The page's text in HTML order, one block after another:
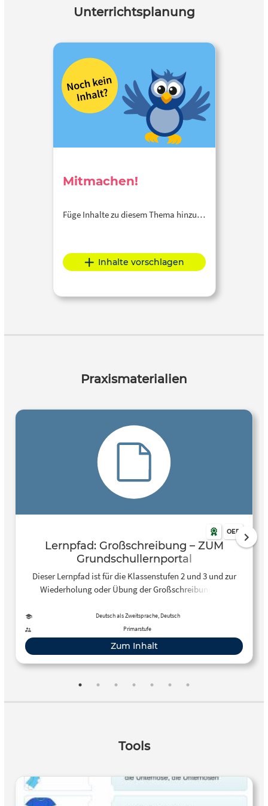
Finden von Adjektiven in einem Text Aufgabe 6:
Falsch-Aussagen zuordnen Aufgabe 8: Erstellen einer
Unterrichtsplanung
Mitmachen!
Füge Inhalte zu diesem Thema hinzu…
Inhalte vorschlagen
Praxismaterialien
OER
Lernpfad: Großschreibung – ZUM
Grundschullernportal
Dieser Lernpfad ist für die Klassenstufen 2 und 3 und zur
Wiederholung oder Übung der Großschreibung von
den Übungsaufgaben auch einen kurzen Überblick der
benötigten Regeln, auf den die Schülerinnen und Schüler
jederzeit zugreifen und sie nachlesen können. Diese Regeln
basieren auf dem Prinzip der Artikelprobe. Ziel:
Großschreibung von Satzanfängen und Nomen üben und
wiederholen
Deutsch als Zweitsprache, Deutsch
Primarstufe
Zum Inhalt
Tools